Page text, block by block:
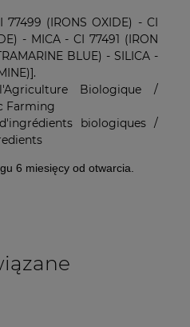
77499 (IRONS OXIDE) - CI
- MICA - CI 77491 (IRON
BLUE) - SILICA -
Biologique /
Farming
biologiques /
6 miesięcy od otwarcia.